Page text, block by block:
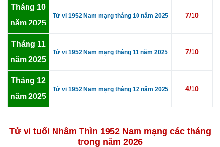
Tháng 10
năm 2025
Tử vi 1952 Nam mạng tháng 10 năm 2025 7/10
Tháng 11
năm 2025
Tử vi 1952 Nam mạng tháng 11 năm 2025 7/10
Tháng 12
năm 2025
Tử vi 1952 Nam mạng tháng 12 năm 2025 4/10
Tử vi tuổi Nhâm Thìn 1952 Nam mạng các tháng
trong năm 2026